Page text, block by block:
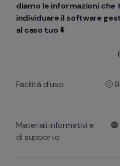
diamo le informazioni che
individuare il software
al caso tuo ⬇️
Facilità d’uso 🙂
Materiali informativi e
di supporto